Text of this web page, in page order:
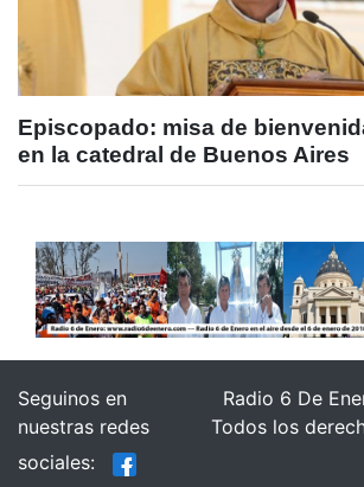
Episcopado: misa de
en la catedral de Buenos Aires
Seguinos en
nuestras redes
sociales:
Radio 6 De
Todos los